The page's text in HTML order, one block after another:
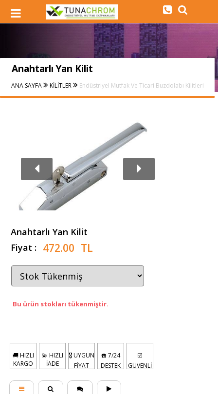
Anahtarlı Yan Kilit
ANA SAYFA KİLİTLER Endüstriyel Mutfak Ve Ticari Buzdolabı Kilitleri
Anahtarlı Yan Kilit
Fiyat : 472.00 TL
Bu ürün stokları tükenmiştir.
🚚 HIZLI
KARGO
💫 HIZLI
İADE
🎖️ UYGUN
FİYAT
☎️ 7/24
DESTEK
☑️
GÜVENLİ